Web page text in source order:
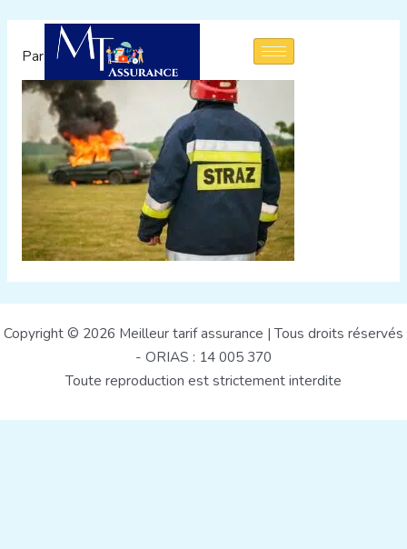
contenu
Par admin / 23 août 2022
Copyright © 2026 Meilleur tarif assurance | Tous droits réservés
- ORIAS : 14 005 370
Toute reproduction est strictement interdite